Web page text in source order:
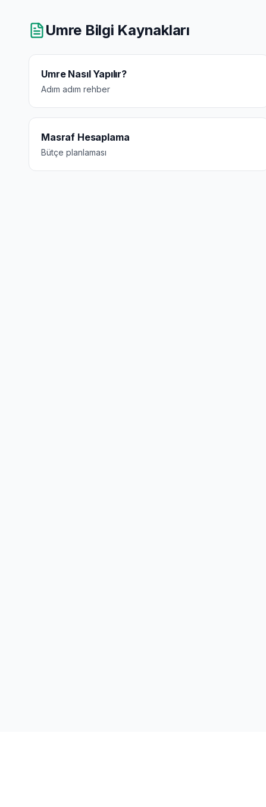
Umre Bilgi Kaynakları
Umre Nasıl Yapılır?
Adım adım rehber
Masraf Hesaplama
Bütçe planlaması